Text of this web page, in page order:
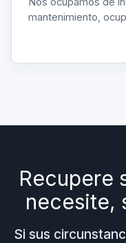
mantenimiento,
Recupere
necesite,
Si sus